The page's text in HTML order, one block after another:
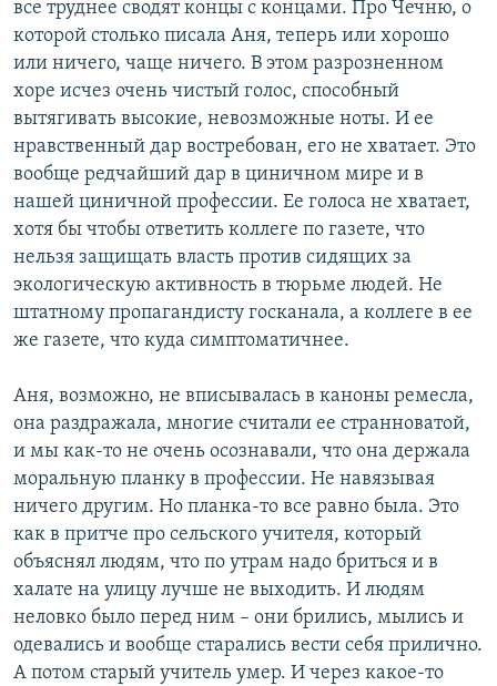
все труднее сводят концы с концами. Про Чечню, о
которой столько писала Аня, теперь или хорошо
или ничего, чаще ничего. В этом разрозненном
хоре исчез очень чистый голос, способный
вытягивать высокие, невозможные ноты. И ее
нравственный дар востребован, его не хватает. Это
вообще редчайший дар в циничном мире и в
нашей циничной профессии. Ее голоса не хватает,
хотя бы чтобы ответить коллеге по газете, что
нельзя защищать власть против сидящих за
экологическую активность в тюрьме людей. Не
штатному пропагандисту госканала, а коллеге в ее
же газете, что куда симптоматичнее.
Аня, возможно, не вписывалась в каноны ремесла,
она раздражала, многие считали ее странноватой,
и мы как-то не очень осознавали, что она держала
моральную планку в профессии. Не навязывая
ничего другим. Но планка-то все равно была. Это
как в притче про сельского учителя, который
объяснял людям, что по утрам надо бриться и в
халате на улицу лучше не выходить. И людям
неловко было перед ним – они брились, мылись и
одевались и вообще старались вести себя прилично.
А потом старый учитель умер. И через какое-то